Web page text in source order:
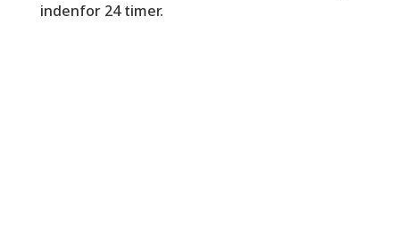
indenfor 24 timer.